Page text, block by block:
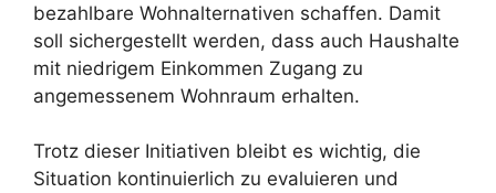
bezahlbare Wohnalternativen schaffen. Damit
soll sichergestellt werden, dass auch Haushalte
mit niedrigem Einkommen Zugang zu
angemessenem Wohnraum erhalten.
Trotz dieser Initiativen bleibt es wichtig, die
Situation kontinuierlich zu evaluieren und